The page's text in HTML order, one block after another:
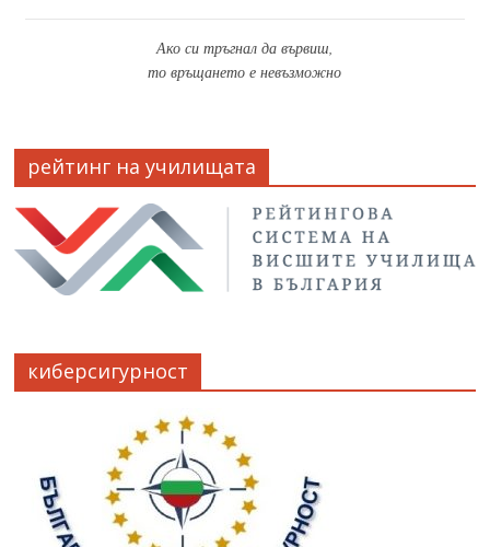
Ако си тръгнал да вървиш,
то връщането е невъзможно
рейтинг на училищата
киберсигурност